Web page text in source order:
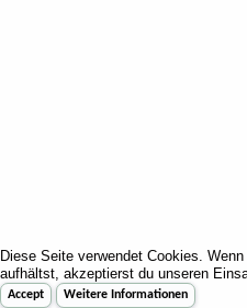
Diese Seite verwendet Cookies.
aufhältst, akzeptierst du unseren
Accept Weitere Informationen